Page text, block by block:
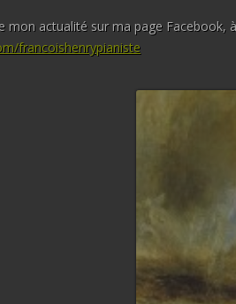
mon actualité sur ma page Facebook,
francoishenrypianiste